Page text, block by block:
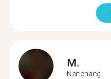
M.
Nanchang